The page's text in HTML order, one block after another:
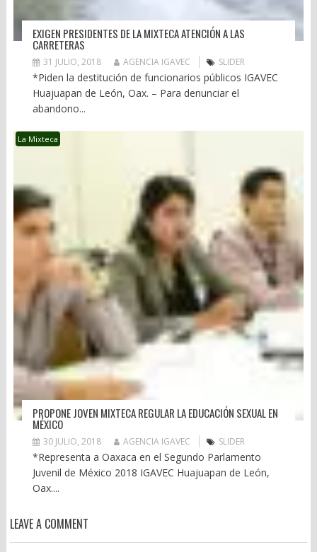
EXIGEN PRESIDENTES DE LA MIXTECA ATENCIÓN A LAS
CARRETERAS
31 JULIO, 2018 AGENCIA IGAVEC SLIDER
*Piden la destitución de funcionarios públicos IGAVEC
Huajuapan de León, Oax. – Para denunciar el
abandono...
La Mixteca
PROPONE JOVEN MIXTECA REGULAR LA EDUCACIÓN SEXUAL EN
MÉXICO
30 JULIO, 2018 AGENCIA IGAVEC SLIDER
*Representa a Oaxaca en el Segundo Parlamento
Juvenil de México 2018 IGAVEC Huajuapan de León,
Oax....
LEAVE A COMMENT